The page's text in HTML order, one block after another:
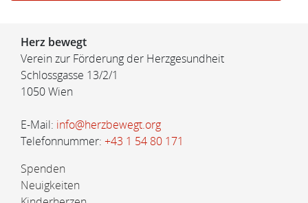
Herz bewegt
Verein zur Förderung der Herzgesundheit
Schlossgasse 13/2/1
1050 Wien
E-Mail: info@herzbewegt.org
Telefonnummer: +43 1 54 80 171
Spenden
Neuigkeiten